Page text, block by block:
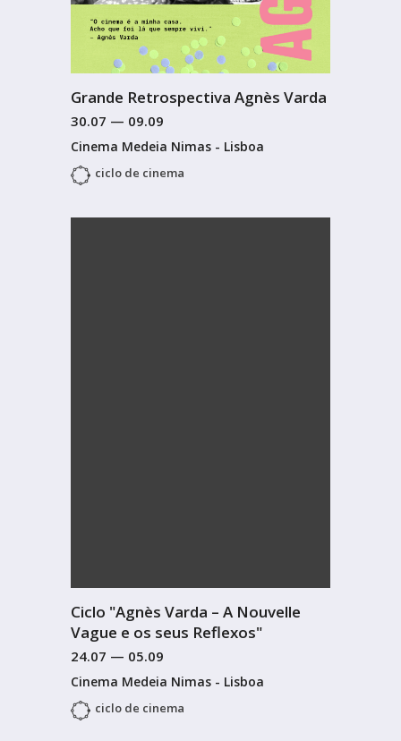
Grande Retrospectiva Agnès Varda
30.07 — 09.09
Cinema Medeia Nimas - Lisboa
ciclo de cinema
Ciclo "Agnès Varda – A Nouvelle
Vague e os seus Reflexos"
24.07 — 05.09
Cinema Medeia Nimas - Lisboa
ciclo de cinema